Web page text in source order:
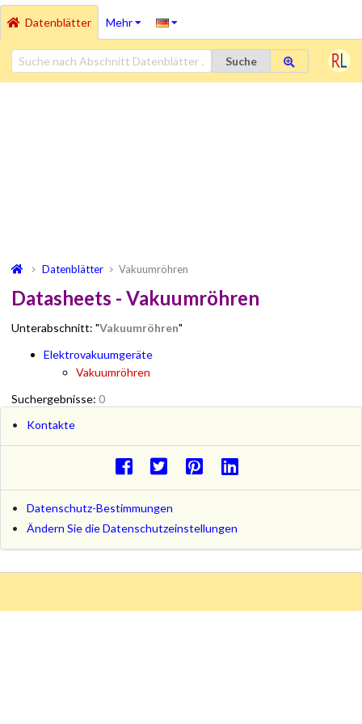
Datenblätter Mehr
Suche
Datenblätter Vakuumröhren
Datasheets - Vakuumröhren
Unterabschnitt: "Vakuumröhren"
Elektrovakuumgeräte
Vakuumröhren
Suchergebnisse: 0
Kontakte
Datenschutz-Bestimmungen
Ändern Sie die Datenschutzeinstellungen